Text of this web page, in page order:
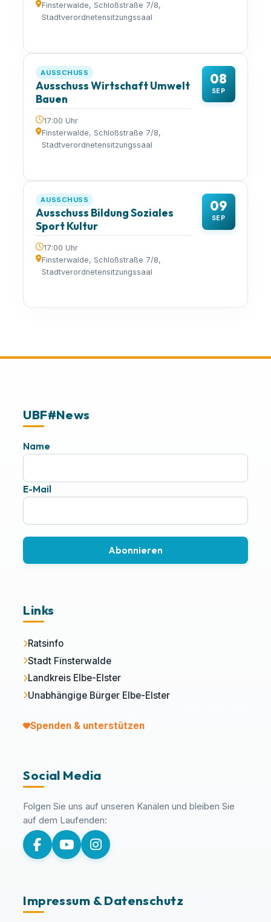
Finsterwalde, Schloßstraße 7/8,
Stadtverordnetensitzungssaal
08
SEP
AUSSCHUSS
Ausschuss Wirtschaft Umwelt
Bauen
17:00 Uhr
Finsterwalde, Schloßstraße 7/8,
Stadtverordnetensitzungssaal
09
SEP
AUSSCHUSS
Ausschuss Bildung Soziales
Sport Kultur
17:00 Uhr
Finsterwalde, Schloßstraße 7/8,
Stadtverordnetensitzungssaal
UBF#News
Name
E-Mail
Abonnieren
Links
Ratsinfo
Stadt Finsterwalde
Landkreis Elbe-Elster
Unabhängige Bürger Elbe-Elster
Spenden & unterstützen
Social Media
Folgen Sie uns auf unseren Kanälen und bleiben Sie
auf dem Laufenden:
Impressum & Datenschutz